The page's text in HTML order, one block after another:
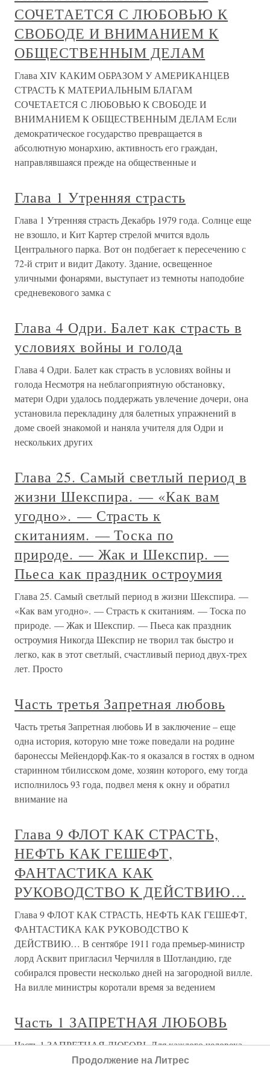
СОЧЕТАЕТСЯ С ЛЮБОВЬЮ К
СВОБОДЕ И ВНИМАНИЕМ К
ОБЩЕСТВЕННЫМ ДЕЛАМ
Глава XIV КАКИМ ОБРАЗОМ У АМЕРИКАНЦЕВ
СТРАСТЬ К МАТЕРИАЛЬНЫМ БЛАГАМ
СОЧЕТАЕТСЯ С ЛЮБОВЬЮ К СВОБОДЕ И
ВНИМАНИЕМ К ОБЩЕСТВЕННЫМ ДЕЛАМ Если
демократическое государство превращается в
абсолютную монархию, активность его граждан,
направлявшаяся прежде на общественные и
Глава 1 Утренняя страсть
Глава 1 Утренняя страсть Декабрь 1979 года. Солнце еще
не взошло, и Кит Картер стрелой мчится вдоль
Центрального парка. Вот он подбегает к пересечению с
72-й стрит и видит Дакоту. Здание, освещенное
уличными фонарями, выступает из темноты наподобие
средневекового замка с
Глава 4 Одри. Балет как страсть в
условиях войны и голода
Глава 4 Одри. Балет как страсть в условиях войны и
голода Несмотря на неблагоприятную обстановку,
матери Одри удалось поддержать увлечение дочери, она
установила перекладину для балетных упражнений в
доме своей знакомой и наняла учителя для Одри и
нескольких других
Глава 25. Самый светлый период в
жизни Шекспира. — «Как вам
угодно». — Страсть к
скитаниям. — Тоска по
природе. — Жак и Шекспир. —
Пьеса как праздник остроумия
Глава 25. Самый светлый период в жизни Шекспира. —
«Как вам угодно». — Страсть к скитаниям. — Тоска по
природе. — Жак и Шекспир. — Пьеса как праздник
остроумия Никогда Шекспир не творил так быстро и
легко, как в этот светлый, счастливый период двух-трех
лет. Просто
Часть третья Запретная любовь
Часть третья Запретная любовь И в заключение – еще
одна история, которую мне тоже поведали на родине
баронессы Мейендорф.Как-то я оказался в гостях в одном
старинном тбилисском доме, хозяин которого, ему тогда
исполнилось 93 года, подвел меня к окну и обратил
внимание на
Глава 9 ФЛОТ КАК СТРАСТЬ,
НЕФТЬ КАК ГЕШЕФТ,
ФАНТАСТИКА КАК
РУКОВОДСТВО К ДЕЙСТВИЮ…
Глава 9 ФЛОТ КАК СТРАСТЬ, НЕФТЬ КАК ГЕШЕФТ,
ФАНТАСТИКА КАК РУКОВОДСТВО К
ДЕЙСТВИЮ… В сентябре 1911 года премьер-министр
лорд Асквит пригласил Черчилля в Шотландию, где
собирался провести несколько дней на загородной вилле.
На вилле министры коротали время за ведением
Часть 1 ЗАПРЕТНАЯ ЛЮБОВЬ
Часть 1 ЗАПРЕТНАЯ ЛЮБОВЬ Для каждого человека
время неумолимо сжимается до пределов душевного
Продолжение на Литрес